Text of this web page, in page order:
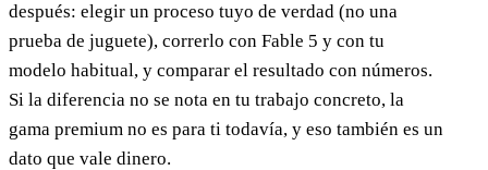
después: elegir un proceso tuyo de verdad (no una
prueba de juguete), correrlo con Fable 5 y con tu
modelo habitual, y comparar el resultado con números.
Si la diferencia no se nota en tu trabajo concreto, la
gama premium no es para ti todavía, y eso también es un
dato que vale dinero.